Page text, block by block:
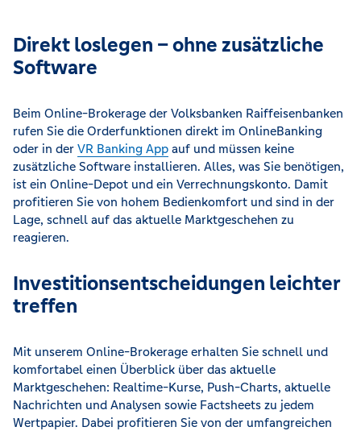
Direkt loslegen – ohne zusätzliche
Software
Beim Online-Brokerage der Volksbanken Raiffeisenbanken
rufen Sie die Orderfunktionen direkt im OnlineBanking
oder in der VR Banking App auf und müssen keine
zusätzliche Software installieren. Alles, was Sie benötigen,
ist ein Online-Depot und ein Verrechnungskonto. Damit
profitieren Sie von hohem Bedienkomfort und sind in der
Lage, schnell auf das aktuelle Marktgeschehen zu
reagieren.
Investitionsentscheidungen leichter
treffen
Mit unserem Online-Brokerage erhalten Sie schnell und
komfortabel einen Überblick über das aktuelle
Marktgeschehen: Realtime-Kurse, Push-Charts, aktuelle
Nachrichten und Analysen sowie Factsheets zu jedem
Wertpapier. Dabei profitieren Sie von der umfangreichen